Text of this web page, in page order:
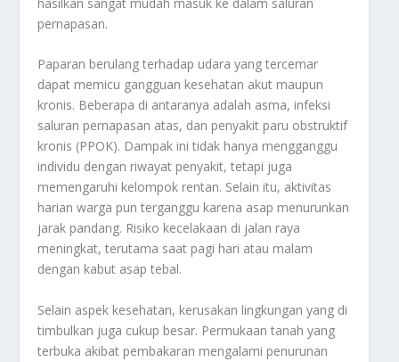
pernapasan.
Paparan berulang terhadap udara yang tercemar
dapat memicu gangguan kesehatan akut maupun
kronis. Beberapa di antaranya adalah asma, infeksi
saluran pernapasan atas, dan penyakit paru obstruktif
kronis (PPOK). Dampak ini tidak hanya mengganggu
individu dengan riwayat penyakit, tetapi juga
memengaruhi kelompok rentan. Selain itu, aktivitas
harian warga pun terganggu karena asap menurunkan
jarak pandang. Risiko kecelakaan di jalan raya
meningkat, terutama saat pagi hari atau malam
dengan kabut asap tebal.
Selain aspek kesehatan, kerusakan lingkungan yang di
timbulkan juga cukup besar. Permukaan tanah yang
terbuka akibat pembakaran mengalami penurunan